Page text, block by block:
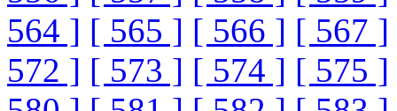
564 ] [ 565 ] [ 566 ] [ 567 ]
572 ] [ 573 ] [ 574 ] [ 575 ]